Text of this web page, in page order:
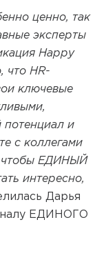
ценно, так
эксперты
Happy
что HR-
ключевые
потенциал и
с коллегами
чтобы ЕДИНЫЙ
интересно,
Дарья
ЕДИНОГО